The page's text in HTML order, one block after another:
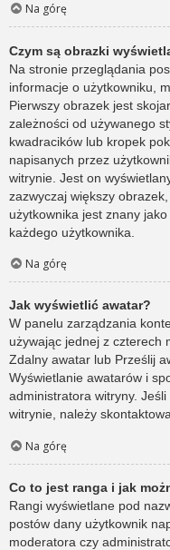
Na górę
Czym są obrazki
Na stronie przeglądania
informacje o użytkowniku,
Pierwszy obrazek jest
zależności od używanego
kwadracików lub kropek
napisanych przez
witrynie. Jest on
zazwyczaj większy
użytkownika jest znany
każdego użytkownika.
Na górę
Jak wyświetlić awatar?
W panelu zarządzania
używając jednej z czterech
Zdalny awatar lub Prześlij
Wyświetlanie awatarów i
administratora witryny.
witrynie, należy
Na górę
Co to jest ranga i jak
Rangi wyświetlane pod
postów dany użytkownik
moderatora czy